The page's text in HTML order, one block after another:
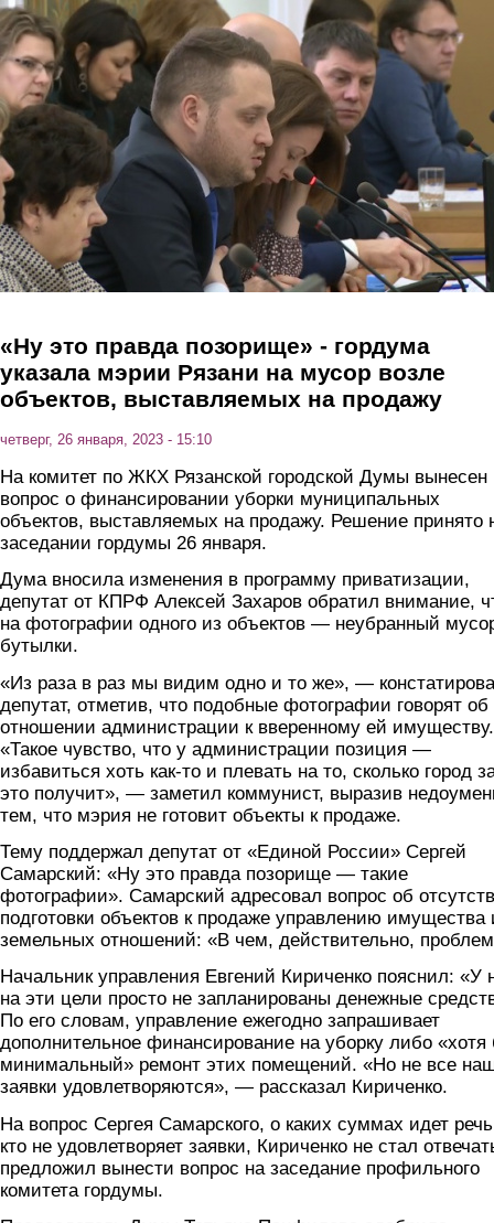
Перейти к основному содержанию
«Ну это правда позорище» - гордума
указала мэрии Рязани на мусор возле
объектов, выставляемых на продажу
четверг, 26 января, 2023 - 15:10
На комитет по ЖКХ Рязанской городской Думы вынесен
вопрос о финансировании уборки муниципальных
объектов, выставляемых на продажу. Решение принято
заседании гордумы 26 января.
Дума вносила изменения в программу приватизации,
депутат от КПРФ Алексей Захаров обратил внимание,
на фотографии одного из объектов — неубранный
бутылки.
«Из раза в раз мы видим одно и то же», —
депутат, отметив, что подобные фотографии говорят об
отношении администрации к вверенному ей имуществу.
«Такое чувство, что у администрации позиция —
избавиться хоть как-то и плевать на то, сколько город
это получит», — заметил коммунист, выразив
тем, что мэрия не готовит объекты к продаже.
Тему поддержал депутат от «Единой России» Сергей
Самарский: «Ну это правда позорище — такие
фотографии». Самарский адресовал вопрос об
подготовки объектов к продаже управлению имущества
земельных отношений: «В чем, действительно,
Начальник управления Евгений Кириченко пояснил: «У
на эти цели просто не запланированы денежные
По его словам, управление ежегодно запрашивает
дополнительное финансирование на уборку либо «хотя
минимальный» ремонт этих помещений. «Но не все
заявки удовлетворяются», — рассказал Кириченко.
На вопрос Сергея Самарского, о каких суммах идет
кто не удовлетворяет заявки, Кириченко не стал
предложил вынести вопрос на заседание профильного
комитета гордумы.